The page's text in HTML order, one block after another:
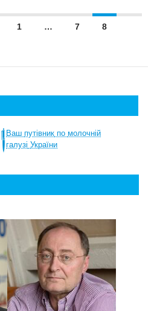
1 … 7 8
Ваш путівник по молочній
галузі України